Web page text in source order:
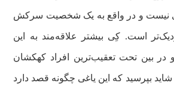
نیست و در واقع به یک شخصیت سرکش
است. کِی بیشتر علاقه‌مند به این
بین تحت تعقیب‌ترین‌ افراد کهکشان
شاید بپرسید که این یاغی چگونه قصد دارد